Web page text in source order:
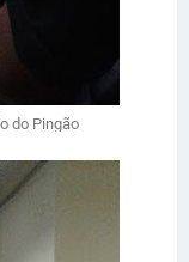
do Pingão